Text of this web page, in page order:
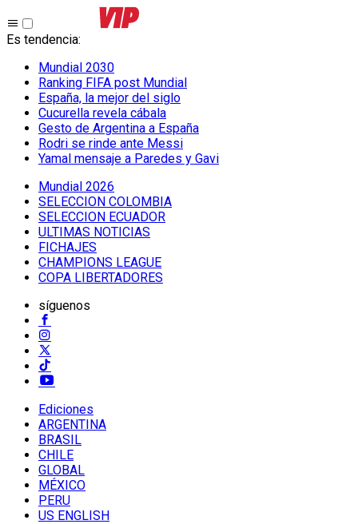
Es tendencia:
Mundial 2030
Ranking FIFA post Mundial
España, la mejor del siglo
Cucurella revela cábala
Gesto de Argentina a España
Rodri se rinde ante Messi
Yamal mensaje a Paredes y Gavi
Mundial 2026
SELECCION COLOMBIA
SELECCION ECUADOR
ULTIMAS NOTICIAS
FICHAJES
CHAMPIONS LEAGUE
COPA LIBERTADORES
síguenos
Ediciones
ARGENTINA
BRASIL
CHILE
GLOBAL
MÉXICO
PERU
US ENGLISH